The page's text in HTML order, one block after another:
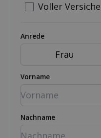
Voller
Anrede
Frau
Vorname
Nachname